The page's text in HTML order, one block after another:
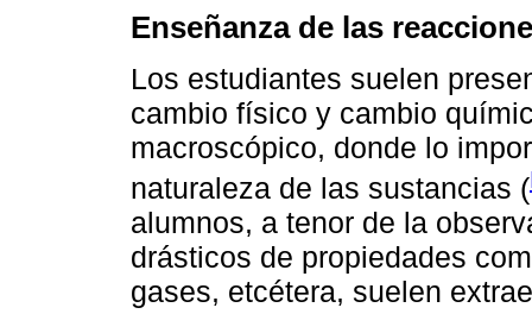
Enseñanza de las
Los estudiantes suelen
cambio físico y cambio
macroscópico, donde lo
naturaleza de las sustancias (
alumnos, a tenor de la
drásticos de propiedades
gases, etcétera, suelen